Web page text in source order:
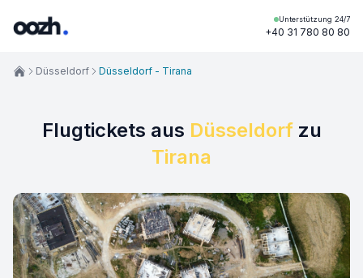
Unterstützung 24/7
+40 31 780 80 80
Flugtickets aus Düsseldorfzu
Tirana
Düsseldorf Düsseldorf - Tirana